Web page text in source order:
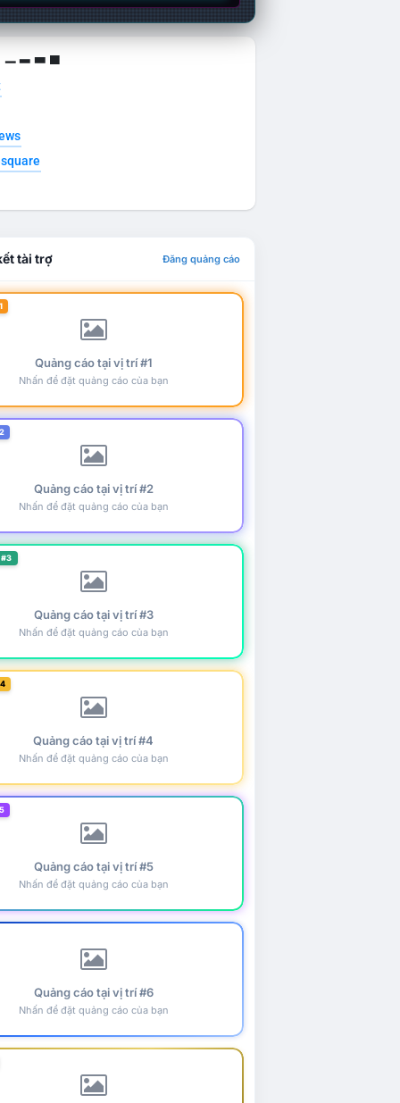
▁ ▂ ▃ ▄
tài trợ Đăng quảng cáo
Quảng cáo tại vị trí #1
Nhấn để đặt quảng cáo của bạn
Quảng cáo tại vị trí #2
Nhấn để đặt quảng cáo của bạn
Quảng cáo tại vị trí #3
Nhấn để đặt quảng cáo của bạn
Quảng cáo tại vị trí #4
Nhấn để đặt quảng cáo của bạn
Quảng cáo tại vị trí #5
Nhấn để đặt quảng cáo của bạn
Quảng cáo tại vị trí #6
Nhấn để đặt quảng cáo của bạn